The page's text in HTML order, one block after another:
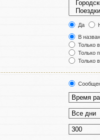
Да
В
Только
Только
Только